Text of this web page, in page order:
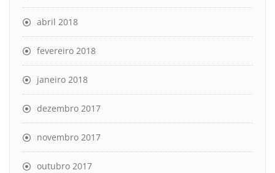
abril 2018
fevereiro 2018
janeiro 2018
dezembro 2017
novembro 2017
outubro 2017